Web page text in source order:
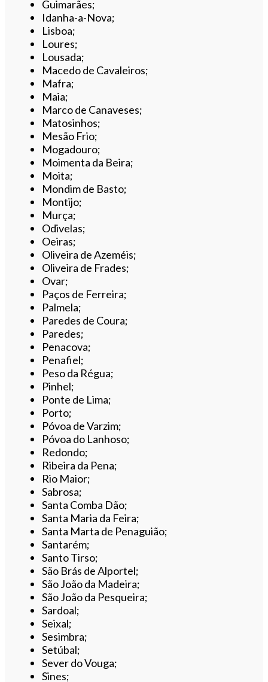
Guimarães;
Idanha-a-Nova;
Lisboa;
Loures;
Lousada;
Macedo de Cavaleiros;
Mafra;
Maia;
Marco de Canaveses;
Matosinhos;
Mesão Frio;
Mogadouro;
Moimenta da Beira;
Moita;
Mondim de Basto;
Montijo;
Murça;
Odivelas;
Oeiras;
Oliveira de Azeméis;
Oliveira de Frades;
Ovar;
Paços de Ferreira;
Palmela;
Paredes de Coura;
Paredes;
Penacova;
Penafiel;
Peso da Régua;
Pinhel;
Ponte de Lima;
Porto;
Póvoa de Varzim;
Póvoa do Lanhoso;
Redondo;
Ribeira da Pena;
Rio Maior;
Sabrosa;
Santa Comba Dão;
Santa Maria da Feira;
Santa Marta de Penaguião;
Santarém;
Santo Tirso;
São Brás de Alportel;
São João da Madeira;
São João da Pesqueira;
Sardoal;
Seixal;
Sesimbra;
Setúbal;
Sever do Vouga;
Sines;